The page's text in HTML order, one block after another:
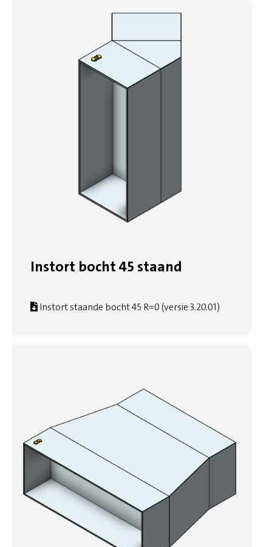
Instort bocht 45 staand
Instort staande bocht 45 R=0 (versie 3.20.01)